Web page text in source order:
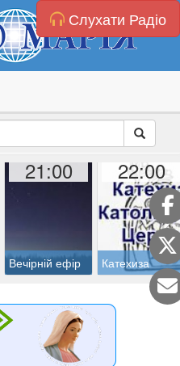
Слухати Радіо
21:00
Вечірній ефір
22:00
Катехиза